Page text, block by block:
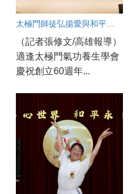
（記者張修文/高雄報導）
適逢太極門氣功養生學會
慶祝創立60週年...